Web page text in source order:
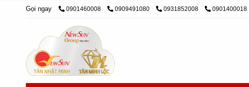
Gọi ngay 0901460008 0909491080 0931852008 0901400018